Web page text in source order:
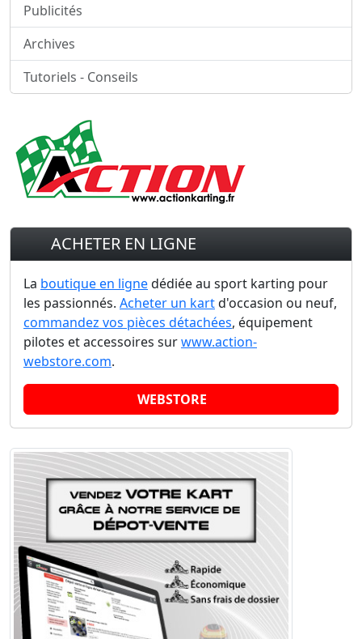
Publicités
Archives
Tutoriels - Conseils
ACHETER EN LIGNE
La boutique en lignedédiée au sport karting pour
les passionnés. Acheter un kartd'occasion ou neuf,
commandez vos pièces détachées, équipement
pilotes et accessoires surwww.action-
webstore.com.
WEBSTORE